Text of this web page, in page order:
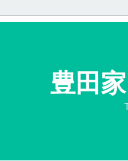
豊田